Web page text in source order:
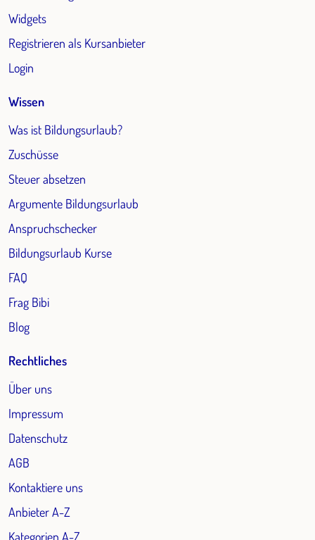
Widgets
Registrieren als Kursanbieter
Login
Wissen
Was ist Bildungsurlaub?
Zuschüsse
Steuer absetzen
Argumente Bildungsurlaub
Anspruchschecker
Bildungsurlaub Kurse
FAQ
Frag Bibi
Blog
Rechtliches
Über uns
Impressum
Datenschutz
AGB
Kontaktiere uns
Anbieter A-Z
Kategorien A-Z